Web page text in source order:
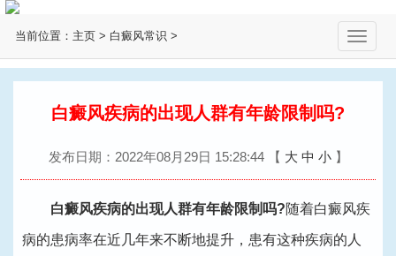
当前位置： 主页 > 白癜风常识 >
切
换
白癜风疾病的出现人群有年龄限制吗?
发布日期：2022年08月29日 15:28:44 【 大 中 小】
白癜风疾病的出现人群有年龄限制吗?随着白癜风疾
病的患病率在近几年来不断地提升，患有这种疾病的人